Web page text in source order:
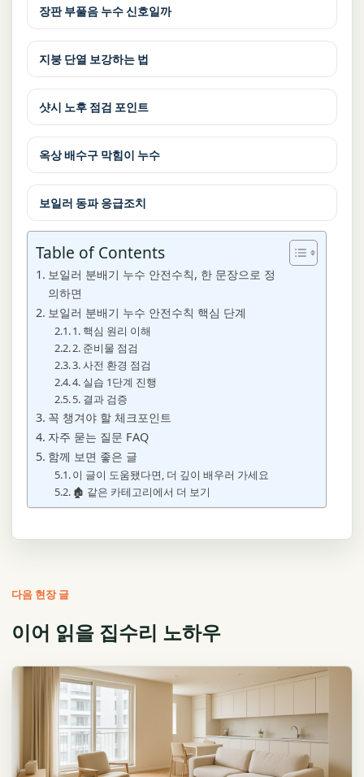
장판 부풀음 누수 신호일까
지붕 단열 보강하는 법
샷시 노후 점검 포인트
옥상 배수구 막힘이 누수
보일러 동파 응급조치
Table of Contents
보일러 분배기 누수 안전수칙, 한 문장으로 정
의하면
보일러 분배기 누수 안전수칙 핵심 단계
1. 핵심 원리 이해
2. 준비물 점검
3. 사전 환경 점검
4. 실습 1단계 진행
5. 결과 검증
꼭 챙겨야 할 체크포인트
자주 묻는 질문 FAQ
함께 보면 좋은 글
이 글이 도움됐다면, 더 깊이 배우러 가세요
🏚️ 같은 카테고리에서 더 보기
다음 현장 글
이어 읽을 집수리 노하우